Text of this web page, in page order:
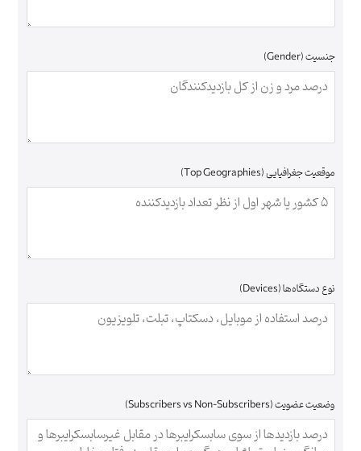
جنسیت (Gender)
موقعیت جغرافیایی (Top Geographies)
نوع دستگاه‌ها (Devices)
وضعیت عضویت (Subscribers vs Non-Subscribers)